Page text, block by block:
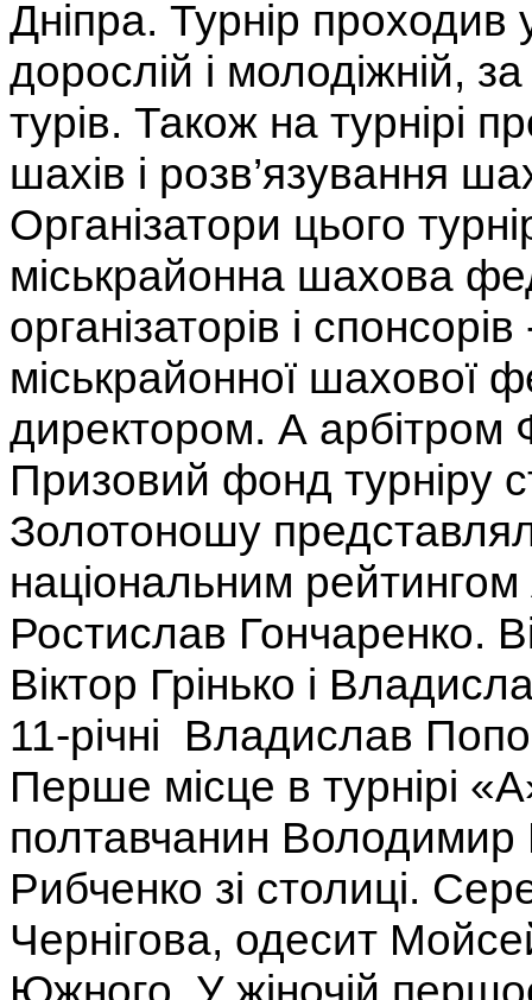
Дніпра. Турнір проходив
дорослій і молодіжній,
турів. Також на турнірі
шахів і розв’язування
Організатори цього
міськрайонна шахова
організаторів і
міськрайонної шахової
директором. А
Призовий фонд турніру
Золотоношу
національним
Ростислав Гончаренко.
Віктор Грінько і
11-річні Владислав
Перше місце в турнірі
полтавчанин
Рибченко зі столиці.
Чернігова, одесит
Южного. У жіночій